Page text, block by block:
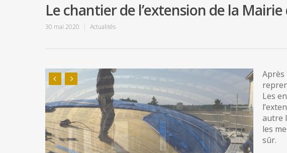
Le chantier de l’extension de la
30 mai 2020 Actualités
Après
Les
autre
les
sûr.